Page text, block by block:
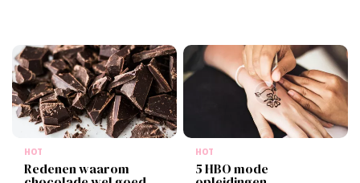
HOT
Redenen waarom
HOT
5 HBO mode